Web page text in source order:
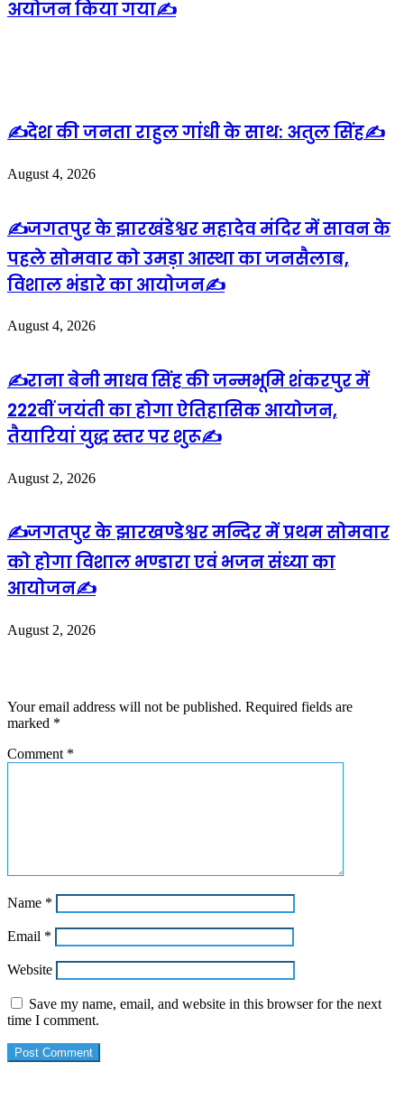
अयोजन किया गया✍️
✍️देश की जनता राहुल गांधी के साथ: अतुल सिंह✍️
August 4, 2026
✍️जगतपुर के झारखंडेश्वर महादेव मंदिर में सावन के
पहले सोमवार को उमड़ा आस्था का जनसैलाब,
विशाल भंडारे का आयोजन✍️
August 4, 2026
✍️राना बेनी माधव सिंह की जन्मभूमि शंकरपुर में
222वीं जयंती का होगा ऐतिहासिक आयोजन,
तैयारियां युद्ध स्तर पर शुरू✍️
August 2, 2026
✍️जगतपुर के झारखण्डेश्वर मन्दिर में प्रथम सोमवार
को होगा विशाल भण्डारा एवं भजन संध्या का
आयोजन✍️
August 2, 2026
Your email address will not be published. Required fields are
marked *
Comment *
Name *
Email *
Website
Save my name, email, and website in this browser for the next
time I comment.